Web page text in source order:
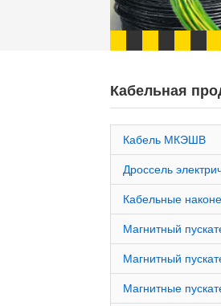
Кабельная
Кабель МКЭШВ
Дроссель
Кабельные
Магнитный
Магнитный
Магнитные